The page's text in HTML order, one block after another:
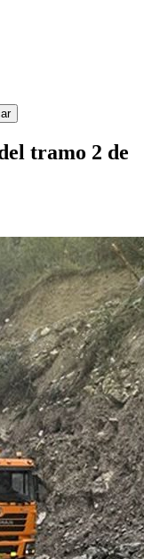
tramo 2 de